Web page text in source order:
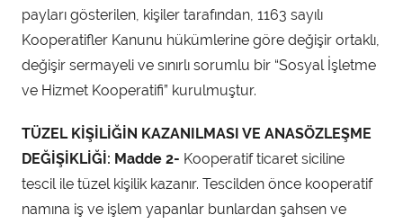
n
t
f
ı
payları gösterilen, kişiler tarafından, 1163 sayılı
Kooperatifler Kanunu hükümlerine göre değişir ortaklı,
değişir sermayeli ve sınırlı sorumlu bir “Sosyal İşletme
ve Hizmet Kooperatifi” kurulmuştur.
TÜZEL KİŞİLİĞİN KAZANILMASI VE ANASÖZLEŞME
DEĞİŞİKLİĞİ: Madde 2- Kooperatif ticaret siciline
tescil ile tüzel kişilik kazanır. Tescilden önce kooperatif
namına iş ve işlem yapanlar bunlardan şahsen ve